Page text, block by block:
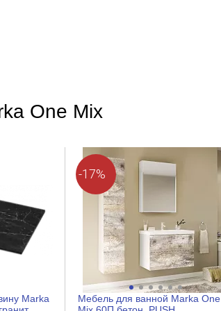
Нет
Нет
One Mix
Marka
-17%
Мебель для ванной Marka One